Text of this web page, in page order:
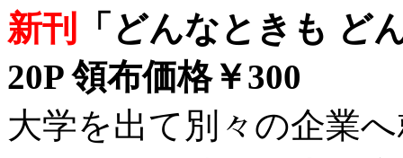
新刊
「どんなときも ど
20P 領布価格￥300
大学を出て別々の企業